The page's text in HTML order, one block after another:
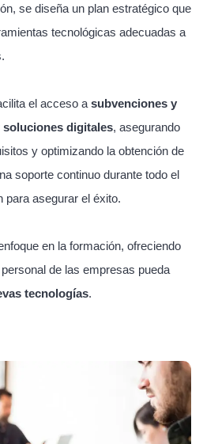
se diseña un plan estratégico que
tecnológicas adecuadas a
el acceso a subvenciones y
soluciones digitales, asegurando
y optimizando la obtención de
soporte continuo durante todo el
para asegurar el éxito.
en la formación, ofreciendo
de las empresas pueda
tecnologías.